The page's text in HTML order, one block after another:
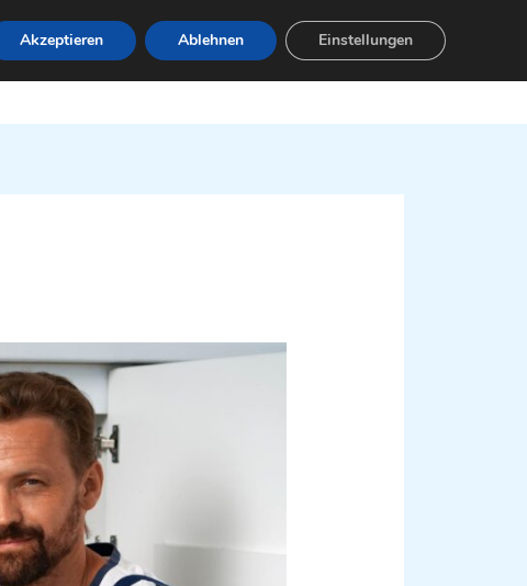
Leistungen Servicebereiche
Akzeptieren Ablehnen Einstellungen